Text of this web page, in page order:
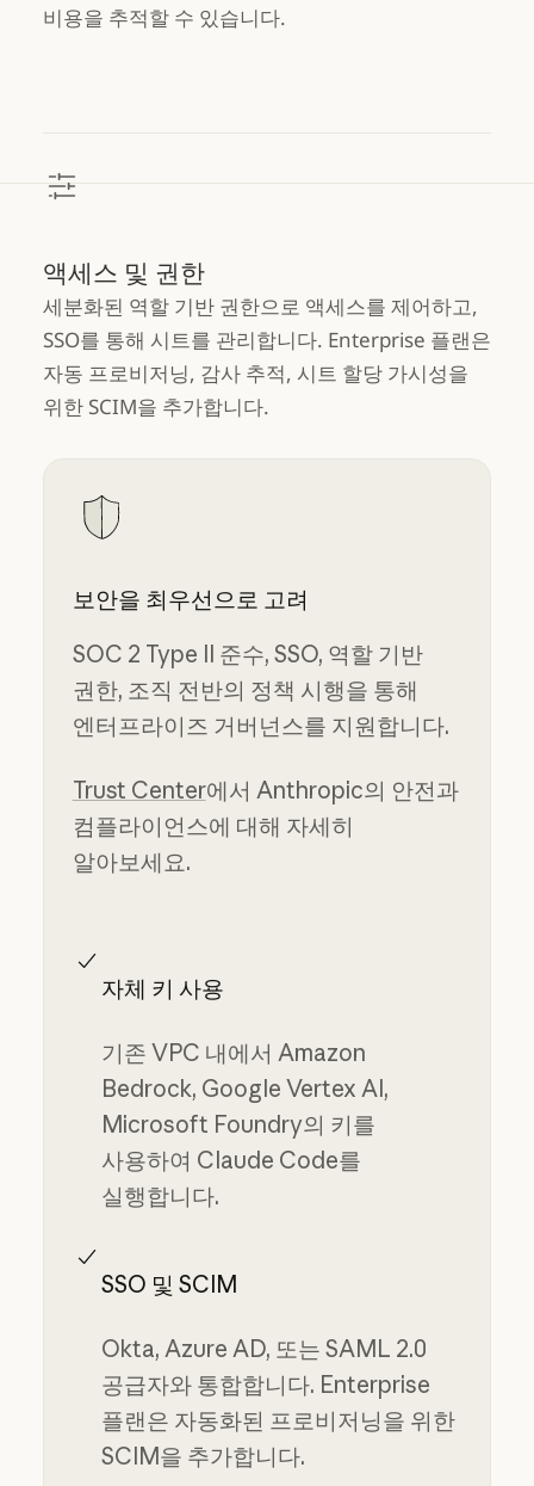
비용을 추적할 수 있습니다.
액세스 및 권한
세분화된 역할 기반 권한으로 액세스를 제어하고,
SSO를 통해 시트를 관리합니다. Enterprise 플랜은
자동 프로비저닝, 감사 추적, 시트 할당 가시성을
위한 SCIM을 추가합니다.
보안을 최우선으로 고려
SOC 2 Type II 준수, SSO, 역할 기반
권한, 조직 전반의 정책 시행을 통해
엔터프라이즈 거버넌스를 지원합니다.
Trust Center에서 Anthropic의 안전과
컴플라이언스에 대해 자세히
알아보세요.
자체 키 사용
기존 VPC 내에서 Amazon
Bedrock, Google Vertex AI,
Microsoft Foundry의 키를
사용하여 Claude Code를
실행합니다.
SSO 및 SCIM
Okta, Azure AD, 또는 SAML 2.0
공급자와 통합합니다. Enterprise
플랜은 자동화된 프로비저닝을 위한
SCIM을 추가합니다.